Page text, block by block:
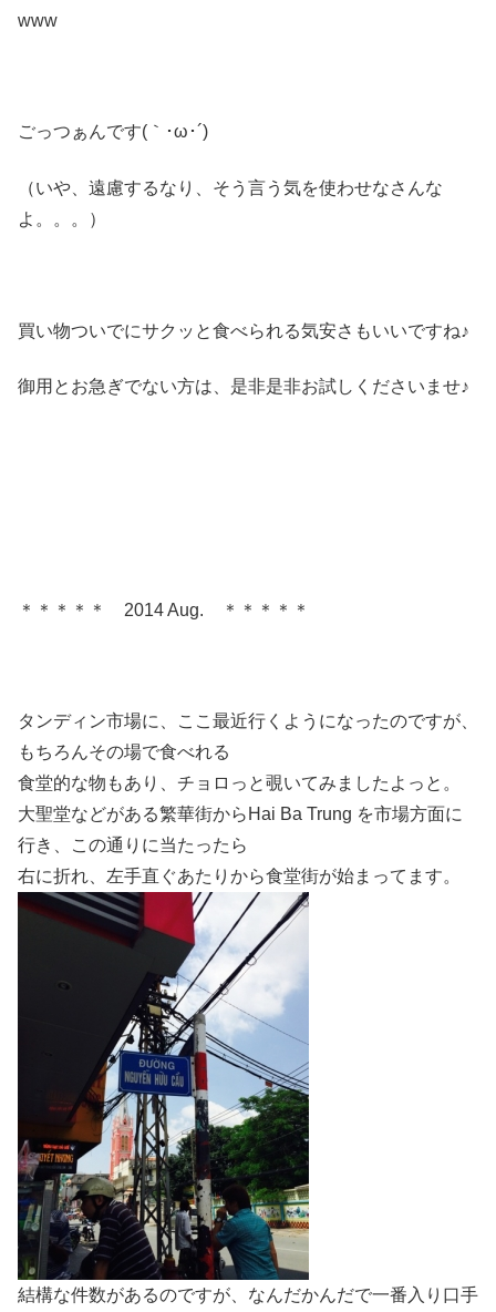
www
ごっつぁんです(｀･ω･´)ゞ
（いや、遠慮するなり、そう言う気を使わせなさんな
よ。。。）
買い物ついでにサクッと食べられる気安さもいいですね♪
御用とお急ぎでない方は、是非是非お試しくださいませ♪
＊＊＊＊＊ 2014 Aug. ＊＊＊＊＊
タンディン市場に、ここ最近行くようになったのですが、
もちろんその場で食べれる
食堂的な物もあり、チョロっと覗いてみましたよっと。
大聖堂などがある繁華街からHai Ba Trung を市場方面に
行き、この通りに当たったら
右に折れ、左手直ぐあたりから食堂街が始まってます。
結構な件数があるのですが、なんだかんだで一番入り口手